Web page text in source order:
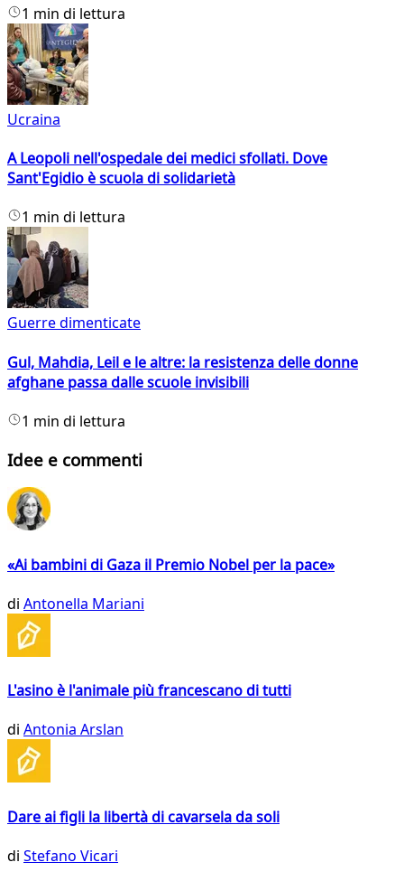
1 min di lettura
Ucraina
A Leopoli nell'ospedale dei medici sfollati. Dove
Sant'Egidio è scuola di solidarietà
1 min di lettura
Guerre dimenticate
Gul, Mahdia, Leil e le altre: la resistenza delle donne
afghane passa dalle scuole invisibili
1 min di lettura
Idee e commenti
«Ai bambini di Gaza il Premio Nobel per la pace»
di Antonella Mariani
L'asino è l'animale più francescano di tutti
di Antonia Arslan
Dare ai figli la libertà di cavarsela da soli
di Stefano Vicari